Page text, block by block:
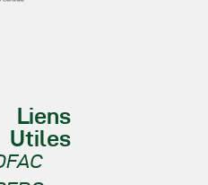
Liens
Utiles